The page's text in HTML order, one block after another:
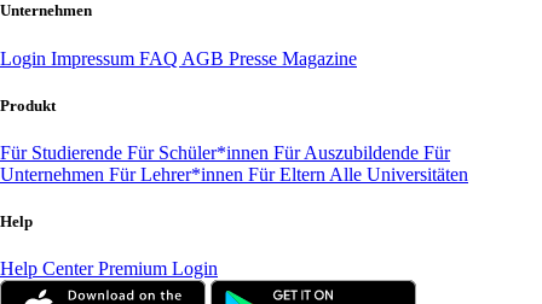
Unternehmen
Login Impressum FAQ AGB Presse Magazine
Produkt
Für Studierende Für Schüler*innen Für Auszubildende Für
Unternehmen Für Lehrer*innen Für Eltern Alle Universitäten
Help
Help CenterPremium Login